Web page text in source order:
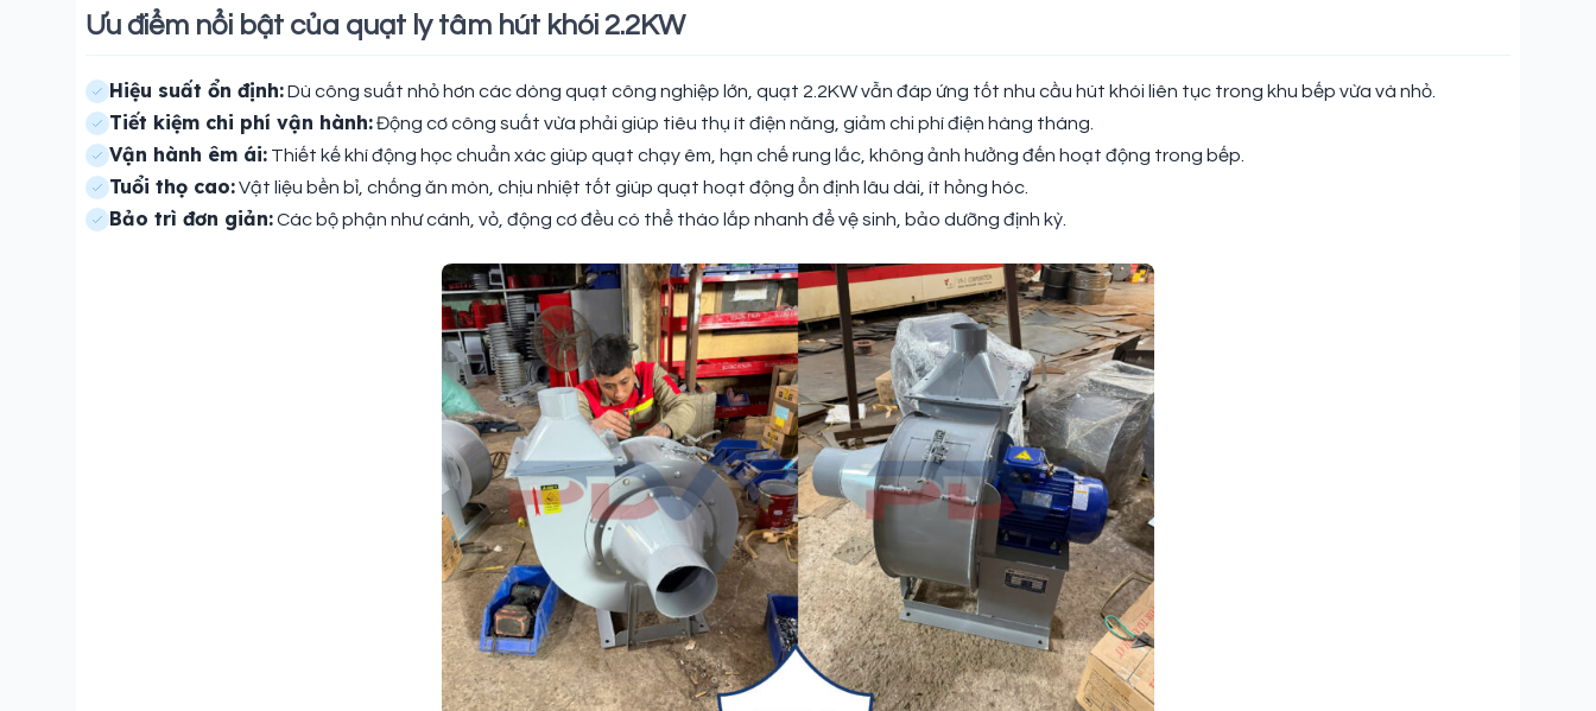
Ưu điểm nổi bật của quạt ly tâm hút khói 2.2KW
Hiệu suất ổn định:Dù công suất nhỏ hơn các dòng quạt công nghiệp lớn, quạt 2.2KW vẫn đáp ứng tốt nhu cầu hút khói liên tục trong khu bếp vừa và nhỏ.
Tiết kiệm chi phí vận hành:Động cơ công suất vừa phải giúp tiêu thụ ít điện năng, giảm chi phí điện hàng tháng.
Vận hành êm ái: Thiết kế khí động học chuẩn xác giúp quạt chạy êm, hạn chế rung lắc, không ảnh hưởng đến hoạt động trong bếp.
Tuổi thọ cao:Vật liệu bền bỉ, chống ăn mòn, chịu nhiệt tốt giúp quạt hoạt động ổn định lâu dài, ít hỏng hóc.
Bảo trì đơn giản:Các bộ phận như cánh, vỏ, động cơ đều có thể tháo lắp nhanh để vệ sinh, bảo dưỡng định kỳ.